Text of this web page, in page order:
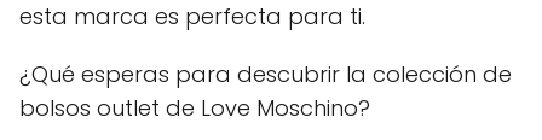
esta marca es perfecta para ti.
¿Qué esperas para descubrir la colección de
bolsos outlet de Love Moschino?